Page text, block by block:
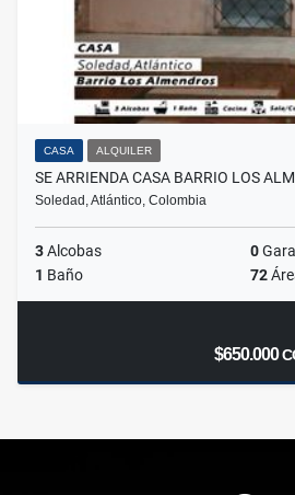
CASA ALQUILER
SE ARRIENDA CASA BARRIO LOS
Soledad, Atlántico, Colombia
3Alcobas 0
1 Baño 72
$650.000